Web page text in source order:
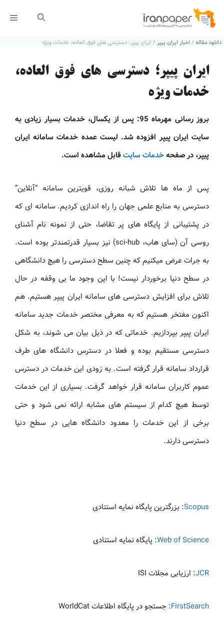
پرش
محتوا
دانلود مقاله / اخبار ایران پیپر / ایران پیپر؛ دسترسی های فوق العاده، خدمات ویژه
ایران پیپر؛ دسترسی های فوق العاده،
خدمات ویژه
بروز رسانی مهرماه 95: پس از یکسال، خدمات بسیار زیادی به
سایت ایران پیپر افزوده شد. لیست عمده خدمات سامانه ایران
پیپر، در صفحهخدمات سایتقابل مشاهده است.
پس از ماه ها تلاش شبانه روزی، قویترین سامانه “آنلاین”
دسترسی به منابع علمی جهان را راه اندازی کردیم. سامانه ای که
در پشتیبانی از پایگاه های پر تقاضا، حتی از نمونه نام آشنای
روسی آن (سای هاب، sci-hub) نیز بسیار قدرتمندتر بوده است.
به جرات عرض میکنیم که چنین سطح دسترسی را هیچ دانشگاهی
در سطح دنیا برخوردار نیست! با این وجود ما بی وقفه در حال
تلاش برای افزایش دسترسی های سامانه ایران پیپر هستیم. هم
اکنون مفتخر هستیم که به معرفی مختصر خدمات جدید سامانه
ایران پیپر بپردازیم. خدماتی که در ذیل بیان می شوند، به شکل
دسترسی مستقیم بوده و فعلا در دسترس دانشگاه های طرف
قرارداد سامانه قرار گرفته است. به زودی این خدمات در دسترس
عموم کاربران سامانه قرار خواهد گرفت. بسیاری از این خدمات
توسط هیچ کدام از سیستم های مشابه ارائه نمی شود و حتی
برخی از این خدمات را معدود دانشگاه هایی در سطح دنیا
دسترسی دارند.
Scopus: بزرگترين پايگاه نمایه استنادی
Web of Science: پايگاه نمایه استنادی
JCR: ارزیابی مجلات ISI
FirstSearch: جستجو در پایگاه اطلاعات WorldCat